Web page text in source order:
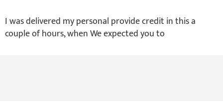
I was delivered my personal provide credit in this a
couple of hours, when We expected you to